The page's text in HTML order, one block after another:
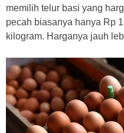
memilih telur basi yang
pecah biasanya hanya Rp
kilogram. Harganya jauh